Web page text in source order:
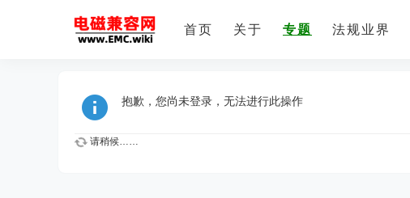
首页 关于 专题 法规业界
抱歉，您尚未登录，无法进行此操作
请稍候……